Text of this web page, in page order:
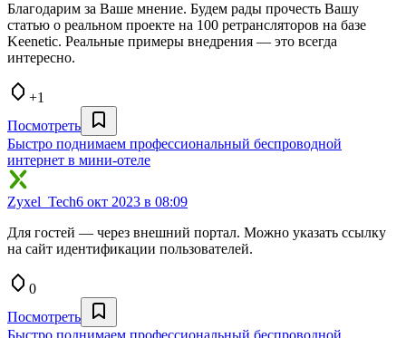
Благодарим за Ваше мнение. Будем рады прочесть Вашу
статью о реальном проекте на 100 ретрансляторов на базе
Keenetic. Реальные примеры внедрения — это всегда
интересно.
+1
Посмотреть
Быстро поднимаем профессиональный беспроводной
интернет в мини-отеле
Zyxel_Tech6 окт 2023 в 08:09
Для гостей — через внешний портал. Можно указать ссылку
на сайт идентификации пользователей.
0
Посмотреть
Быстро поднимаем профессиональный беспроводной